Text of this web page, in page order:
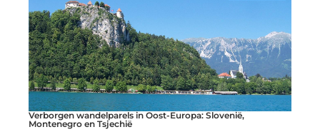
Verborgen wandelparels in Oost-Europa: Slovenië,
Montenegro en Tsjechië